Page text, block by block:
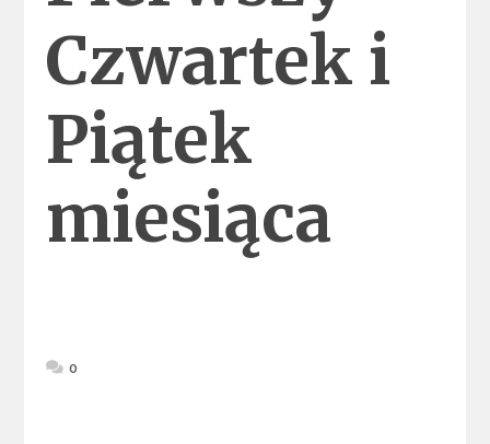
Czwartek i
Piątek
miesiąca
0